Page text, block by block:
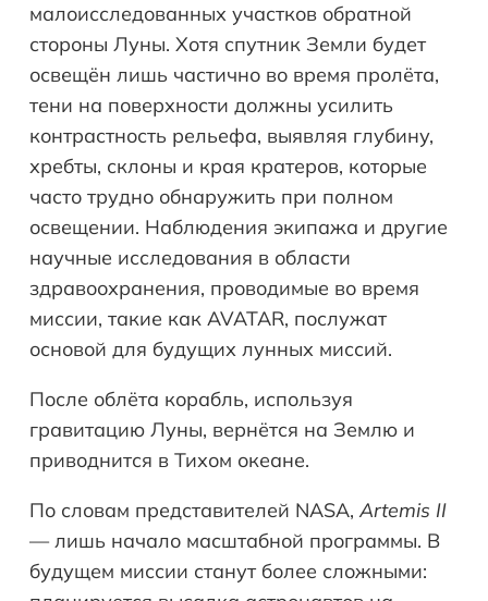
малоисследованных участков обратной
стороны Луны. Хотя спутник Земли будет
освещён лишь частично во время пролёта,
тени на поверхности должны усилить
контрастность рельефа, выявляя глубину,
хребты, склоны и края кратеров, которые
часто трудно обнаружить при полном
освещении. Наблюдения экипажа и другие
научные исследования в области
здравоохранения, проводимые во время
миссии, такие как AVATAR, послужат
основой для будущих лунных миссий.
После облёта корабль, используя
гравитацию Луны, вернётся на Землю и
приводнится в Тихом океане.
По словам представителей NASA,Artemis II
— лишь начало масштабной программы. В
будущем миссии станут более сложными: